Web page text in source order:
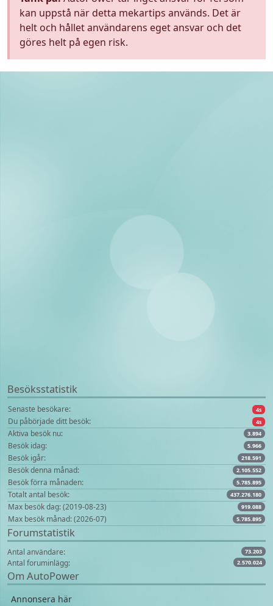
kan uppstå när detta mekartips används. Det är
helt och hållet användarens eget ansvar och det
göres helt på egen risk.
Besöksstatistik
Senaste besökare: 4s
Du påbörjade ditt besök: 4s
Aktiva besök nu: 3.894
Besök idag: 5.966
Besök igår: 218.591
Besök denna månad: 2.105.552
Besök förra månaden: 5.785.895
Totalt antal besök: 437.276.180
Max besök dag: (2019-08-23) 919.088
Max besök månad: (2026-07) 5.785.895
Forumstatistik
Antal användare: 73.203
Antal foruminlägg: 2.570.024
Om AutoPower
Annonsera här